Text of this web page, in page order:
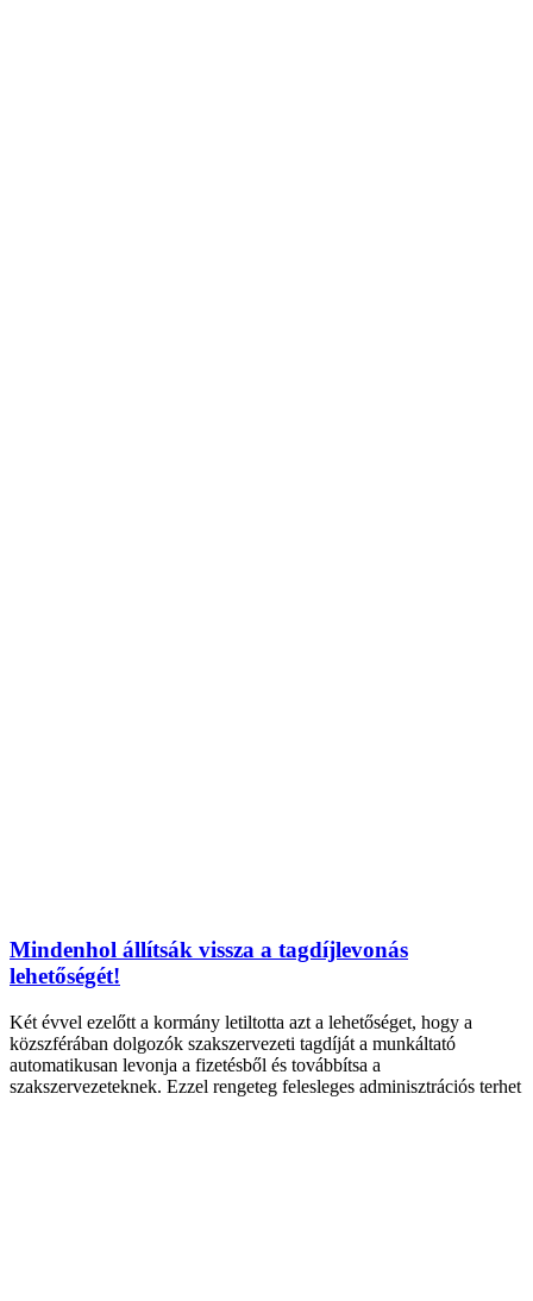
Mindenhol állítsák vissza a tagdíjlevonás
lehetőségét!
Két évvel ezelőtt a kormány letiltotta azt a lehetőséget, hogy a
közszférában dolgozók szakszervezeti tagdíját a munkáltató
automatikusan levonja a fizetésből és továbbítsa a
szakszervezeteknek. Ezzel rengeteg felesleges adminisztrációs terhet